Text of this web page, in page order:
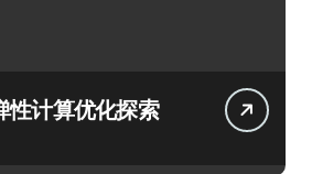
性计算优化探索